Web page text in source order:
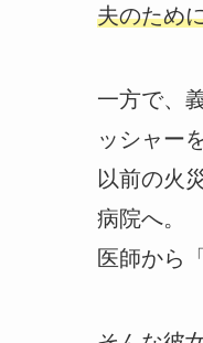
夫のため
一方で、
ッシャー
以前の火
病院へ。
医師から